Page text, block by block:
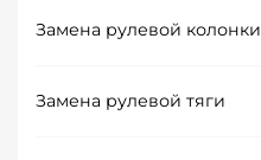
Замена рулевой колонки
Замена рулевой тяги